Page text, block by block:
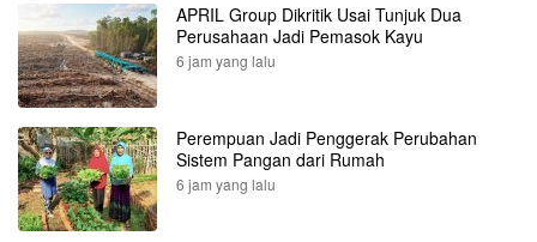
APRIL Group Dikritik Usai Tunjuk Dua
Perusahaan Jadi Pemasok Kayu
6 jam yang lalu
Perempuan Jadi Penggerak Perubahan
Sistem Pangan dari Rumah
6 jam yang lalu